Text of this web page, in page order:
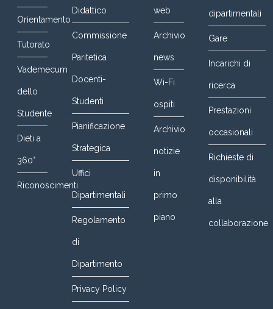
Orientamento
Tutorato
Vademecum
dello
Studente
Dieti a
360°
Riconoscimenti
Didattico
Commissione
Paritetica
Docenti-
Studenti
Pianificazione
Strategica
Uffici
Dipartimentali
Regolamento
di
Dipartimento
Privacy Policy
web
Archivio
news
Wi-Fi
ospiti
Archivio
notizie
in
primo
piano
dipartimentali
Gare
Incarichi di
ricerca
Prestazioni
occasionali
Richieste di
disponibilità
alla
collaborazione